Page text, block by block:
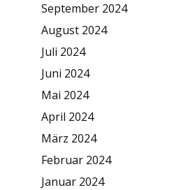
September 2024
August 2024
Juli 2024
Juni 2024
Mai 2024
April 2024
März 2024
Februar 2024
Januar 2024